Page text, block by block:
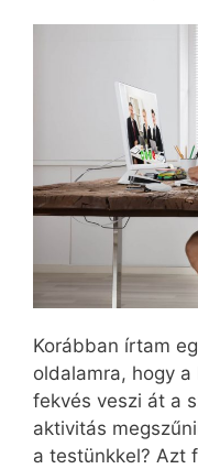
Korábban írtam
oldalamra, hogy
fekvés veszi át a
aktivitás
a testünkkel? Azt